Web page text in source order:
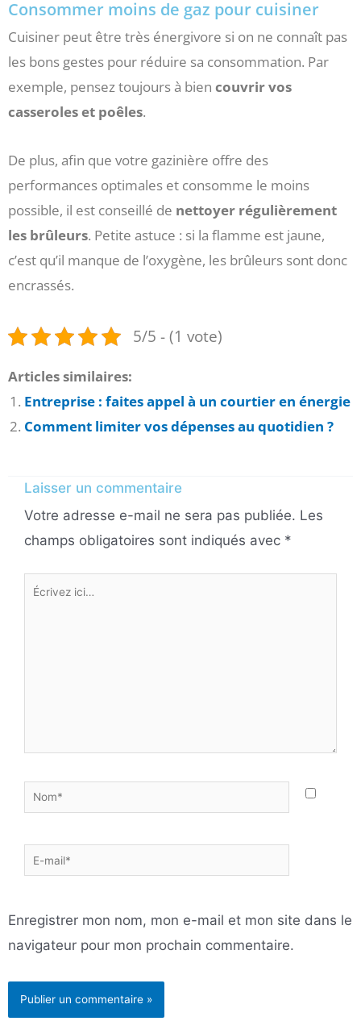
Consommer moins de gaz pour cuisiner
Cuisiner peut être très énergivore si on ne connaît pas
les bons gestes pour réduire sa consommation. Par
exemple, pensez toujours à bien couvrir vos
casseroles et poêles.
De plus, afin que votre gazinière offre des
performances optimales et consomme le moins
possible, il est conseillé de nettoyer régulièrement
les brûleurs. Petite astuce : si la flamme est jaune,
c’est qu’il manque de l’oxygène, les brûleurs sont donc
encrassés.
5/5 - (1 vote)
Articles similaires:
Entreprise : faites appel à un courtier en énergie
Comment limiter vos dépenses au quotidien ?
Laisser un commentaire
Votre adresse e-mail ne sera pas publiée. Les
champs obligatoires sont indiqués avec *
Écrivez
Nom*
E-
mail*
Enregistrer mon nom, mon e-mail et mon site dans le
navigateur pour mon prochain commentaire.